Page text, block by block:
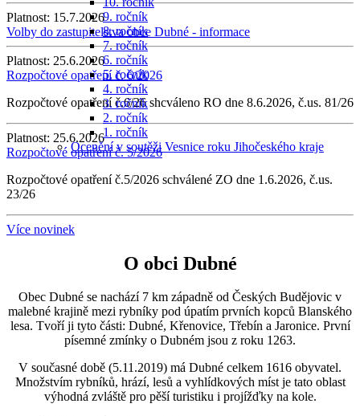
9. ročník
8. ročník
7. ročník
6. ročník
5. ročník
4. ročník
3. ročník
2. ročník
1. ročník
Ocenění v soutěži Vesnice roku Jihočeského kraje
Platnost: 15.7.2026
Volby do zastupitelstva obce Dubné - informace
Platnost: 25.6.2026
Rozpočtové opatření č. 6/2026
Rozpočtové opatření č.6/26 shcváleno RO dne 8.6.2026, č.us. 81/26
Platnost: 25.6.2026
Rozpočtové opatření č. 5/2026
Rozpočtové opatření č.5/2026 schválené ZO dne 1.6.2026, č.us.
23/26
Více novinek
O obci Dubné
Obec Dubné se nachází 7 km západně od Českých Budějovic v
malebné krajině mezi rybníky pod úpatím prvních kopců Blanského
lesa. Tvoří ji tyto části: Dubné, Křenovice, Třebín a Jaronice. První
písemné zmínky o Dubném jsou z roku 1263.
V současné době (5.11.2019) má Dubné celkem 1616 obyvatel.
Množstvím rybníků, hrází, lesů a vyhlídkových míst je tato oblast
výhodná zvláště pro pěší turistiku i projížďky na kole.